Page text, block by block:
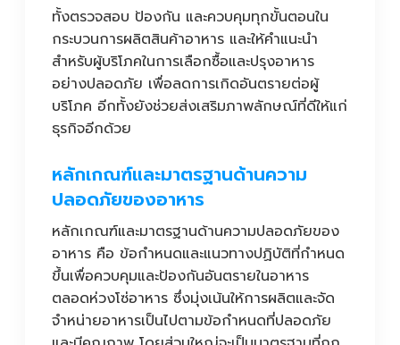
ทั้งตรวจสอบ ป้องกัน และควบคุมทุกขั้นตอนใน
กระบวนการผลิตสินค้าอาหาร และให้คำแนะนำ
สำหรับผู้บริโภคในการเลือกซื้อและปรุงอาหาร
อย่างปลอดภัย เพื่อลดการเกิดอันตรายต่อผู้
บริโภค อีกทั้งยังช่วยส่งเสริมภาพลักษณ์ที่ดีให้แก่
ธุรกิจอีกด้วย
หลักเกณฑ์และมาตรฐานด้านความ
ปลอดภัยของอาหาร
หลักเกณฑ์และมาตรฐานด้านความปลอดภัยของ
อาหาร คือ ข้อกำหนดและแนวทางปฏิบัติที่กำหนด
ขึ้นเพื่อควบคุมและป้องกันอันตรายในอาหาร
ตลอดห่วงโซ่อาหาร ซึ่งมุ่งเน้นให้การผลิตและจัด
จำหน่ายอาหารเป็นไปตามข้อกำหนดที่ปลอดภัย